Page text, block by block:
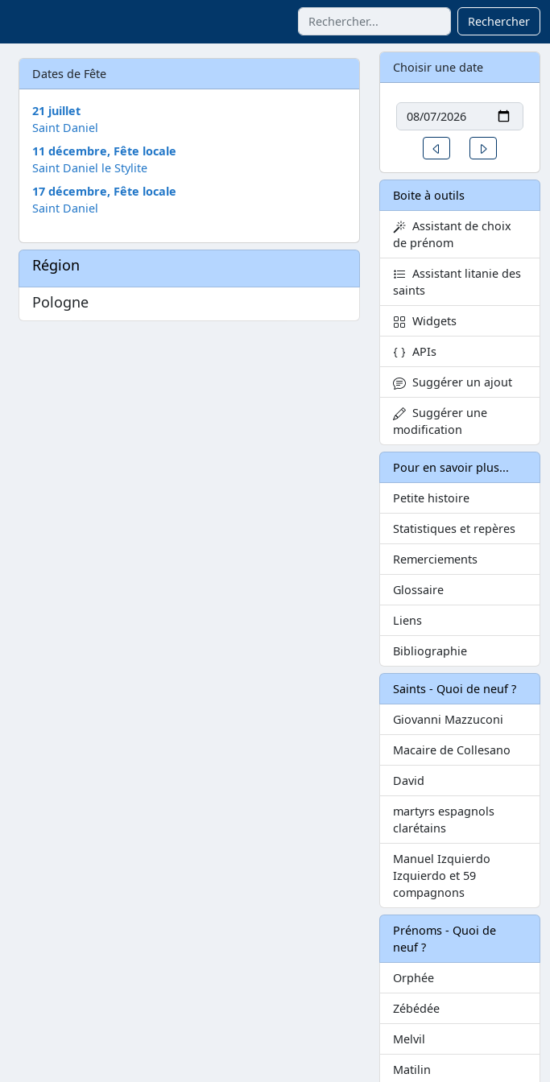
Rechercher
Dates de Fête
21 juillet
Saint Daniel
11 décembre, Fête locale
Saint Daniel le Stylite
17 décembre, Fête locale
Saint Daniel
Région
Pologne
Choisir une date
Date
Un jour avant
Boite à outils
Assistant de choix
de prénom
Assistant litanie des
saints
Widgets
APIs
Suggérer un ajout
Suggérer une
modification
Pour en savoir plus...
Petite histoire
Statistiques et repères
Remerciements
Glossaire
Liens
Bibliographie
Saints - Quoi de neuf ?
Giovanni Mazzuconi
Macaire de Collesano
David
martyrs espagnols
clarétains
Manuel Izquierdo
Izquierdo et 59
compagnons
Prénoms - Quoi de
neuf ?
Orphée
Zébédée
Melvil
Matilin